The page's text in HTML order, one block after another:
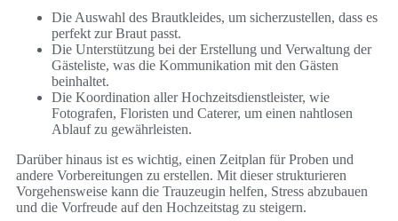
Die Auswahl des Brautkleides, um sicherzustellen, dass es
perfekt zur Braut passt.
Die Unterstützung bei der Erstellung und Verwaltung der
Gästeliste, was die Kommunikation mit den Gästen
beinhaltet.
Die Koordination aller Hochzeitsdienstleister, wie
Fotografen, Floristen und Caterer, um einen nahtlosen
Ablauf zu gewährleisten.
Darüber hinaus ist es wichtig, einen Zeitplan für Proben und
andere Vorbereitungen zu erstellen. Mit dieser strukturieren
Vorgehensweise kann die Trauzeugin helfen, Stress abzubauen
und die Vorfreude auf den Hochzeitstag zu steigern.